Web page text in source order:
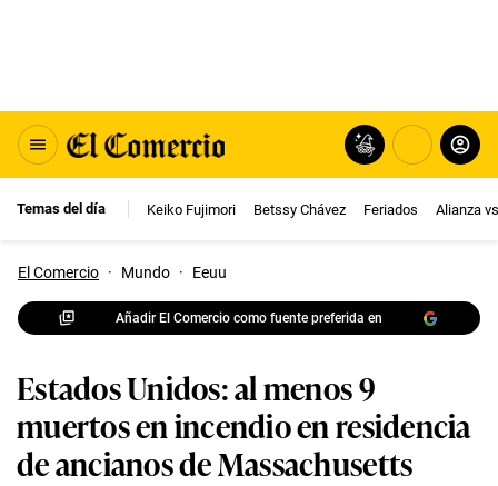
Temas del día Keiko Fujimori Betssy Chávez Feriados Alianza
El Comercio · Mundo · Eeuu
Añadir El Comercio como fuente preferida en
Estados Unidos: al menos 9
muertos en incendio en residencia
de ancianos de Massachusetts